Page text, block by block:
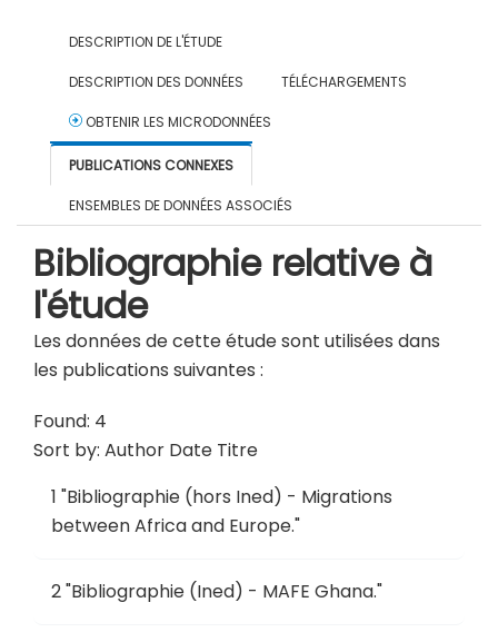
DESCRIPTION DE L'ÉTUDE
DESCRIPTION DES DONNÉES TÉLÉCHARGEMENTS
OBTENIR LES MICRODONNÉES
PUBLICATIONS CONNEXES
ENSEMBLES DE DONNÉES ASSOCIÉS
Bibliographie relative à
l'étude
Les données de cette étude sont utilisées dans
les publications suivantes :
Found: 4
Sort by: Author Date Titre
1 "Bibliographie (hors Ined) - Migrations
between Africa and Europe."
2"Bibliographie (Ined) - MAFE Ghana."